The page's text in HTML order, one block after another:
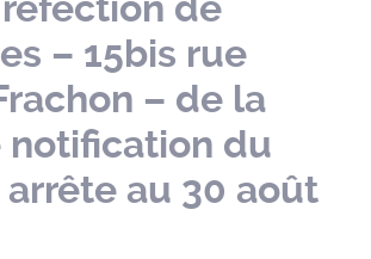
– 15bis rue
– de la
notification du
au 30 août